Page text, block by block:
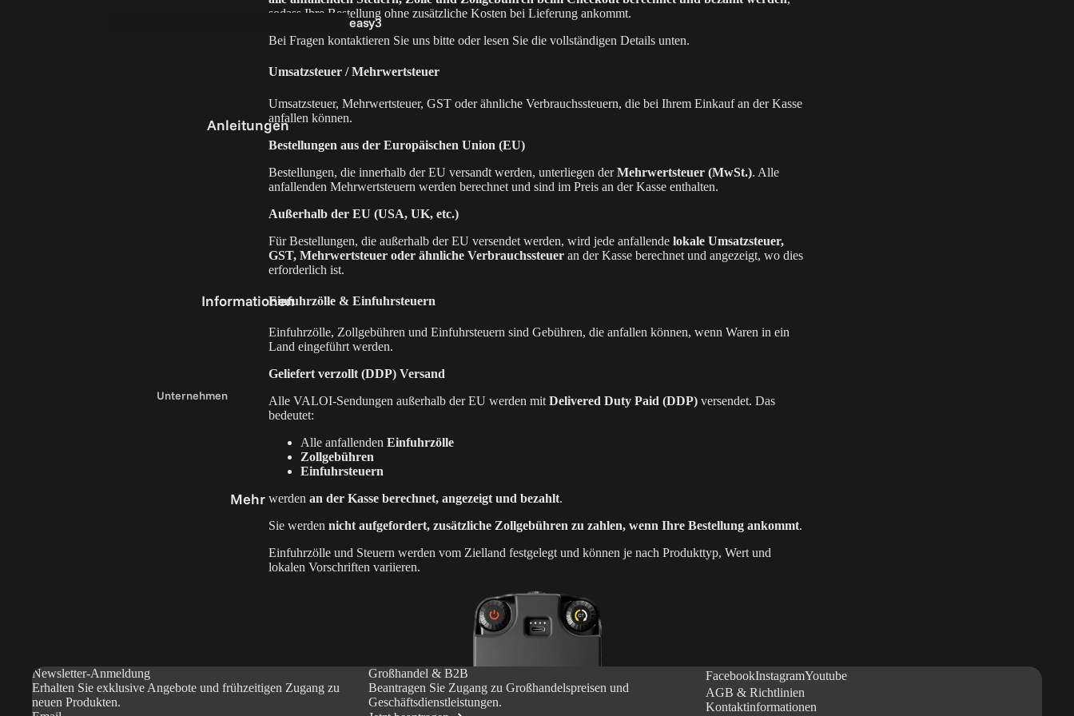
Filmhalt
Teile &
Zubehör
Stative &
easy3
5
easy12
0
0
Anleitungen
Informationen
Unternehmen
Newsletter-Anmeldung
Erstattungen
Mehr
sodass Ihre Bestellung ohne zusätzliche Kosten bei Lieferung ankommt.
Bei Fragen kontaktieren Sie uns bitte oder lesen Sie die vollständigen Details unten.
Umsatzsteuer / Mehrwertsteuer
Umsatzsteuer, Mehrwertsteuer, GST oder ähnliche Verbrauchssteuern, die bei Ihrem Einkauf an der Kasse
anfallen können.
Bestellungen aus der Europäischen Union (EU)
Bestellungen, die innerhalb der EU versandt werden, unterliegen derMehrwertsteuer (MwSt.). Alle
anfallenden Mehrwertsteuern werden berechnet und sind im Preis an der Kasse enthalten.
Außerhalb der EU (USA, UK, etc.)
Für Bestellungen, die außerhalb der EU versendet werden, wird jede anfallende lokale Umsatzsteuer,
GST, Mehrwertsteuer oder ähnliche Verbrauchssteuer an der Kasse berechnet und angezeigt, wo dies
erforderlich ist.
Einfuhrzölle & Einfuhrsteuern
Einfuhrzölle, Zollgebühren und Einfuhrsteuern sind Gebühren, die anfallen können, wenn Waren in ein
Land eingeführt werden.
Geliefert verzollt (DDP) Versand
Alle VALOI-Sendungen außerhalb der EU werden mit Delivered Duty Paid (DDP) versendet. Das
bedeutet:
Alle anfallenden Einfuhrzölle
Zollgebühren
Einfuhrsteuern
werden an der Kasse berechnet, angezeigt und bezahlt.
Sie werden nicht aufgefordert, zusätzliche Zollgebühren zu zahlen, wenn Ihre Bestellung ankommt.
Einfuhrzölle und Steuern werden vom Zielland festgelegt und können je nach Produkttyp, Wert und
lokalen Vorschriften variieren.
Newsletter-Anmeldung
Erhalten Sie exklusive Angebote und frühzeitigen Zugang zu
neuen Produkten.
Großhandel & B2B
Beantragen Sie Zugang zu Großhandelspreisen und
Geschäftsdienstleistungen.
FacebookInstagramYoutube
AGB & Richtlinien
Kontaktinformationen